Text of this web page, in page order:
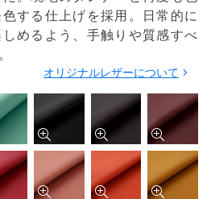
する仕上げを採用。日常的に
めるよう、手触りや質感すべ
オリジナルレザーについて